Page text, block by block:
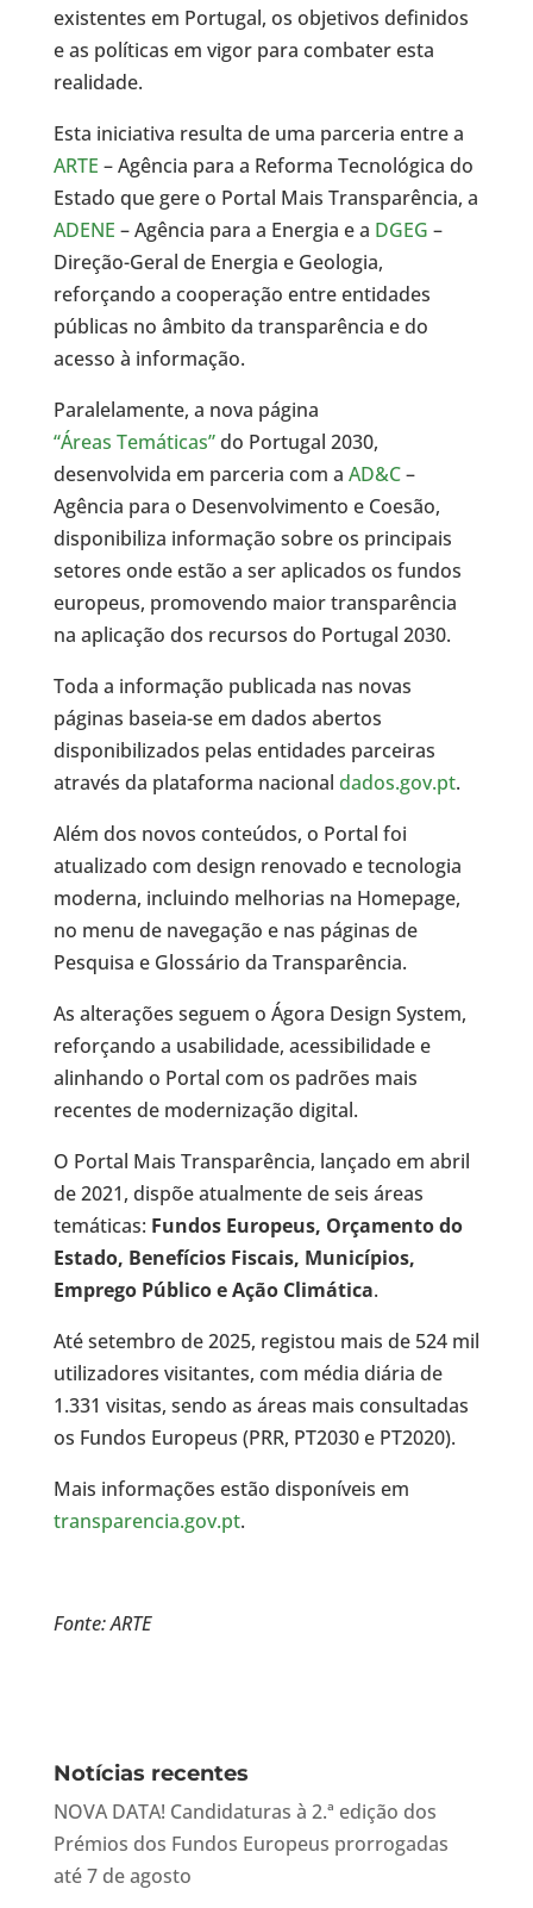
existentes em Portugal, os objetivos definidos
e as políticas em vigor para combater esta
realidade.
Esta iniciativa resulta de uma parceria entre a
ARTE – Agência para a Reforma Tecnológica do
Estado que gere o Portal Mais Transparência, a
ADENE – Agência para a Energia e a DGEG –
Direção-Geral de Energia e Geologia,
reforçando a cooperação entre entidades
públicas no âmbito da transparência e do
acesso à informação.
Paralelamente, a nova página
“Áreas Temáticas”do Portugal 2030,
desenvolvida em parceria com a AD&C–
Agência para o Desenvolvimento e Coesão,
disponibiliza informação sobre os principais
setores onde estão a ser aplicados os fundos
europeus, promovendo maior transparência
na aplicação dos recursos do Portugal 2030.
Toda a informação publicada nas novas
páginas baseia-se em dados abertos
disponibilizados pelas entidades parceiras
através da plataforma nacional dados.gov.pt.
Além dos novos conteúdos, o Portal foi
atualizado com design renovado e tecnologia
moderna, incluindo melhorias na Homepage,
no menu de navegação e nas páginas de
Pesquisa e Glossário da Transparência.
As alterações seguem o Ágora Design System,
reforçando a usabilidade, acessibilidade e
alinhando o Portal com os padrões mais
recentes de modernização digital.
O Portal Mais Transparência, lançado em abril
de 2021, dispõe atualmente de seis áreas
temáticas: Fundos Europeus, Orçamento do
Estado, Benefícios Fiscais, Municípios,
Emprego Público e Ação Climática.
Até setembro de 2025, registou mais de 524 mil
utilizadores visitantes, com média diária de
1.331 visitas, sendo as áreas mais consultadas
os Fundos Europeus (PRR, PT2030 e PT2020).
Mais informações estão disponíveis em
transparencia.gov.pt.
Fonte: ARTE
Notícias recentes
NOVA DATA! Candidaturas à 2.ª edição dos
Prémios dos Fundos Europeus prorrogadas
até 7 de agosto